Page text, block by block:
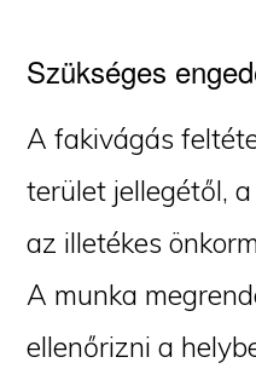
Szükséges
A fakivágás
terület jellegétől,
az illetékes
A munka
ellenőrizni a